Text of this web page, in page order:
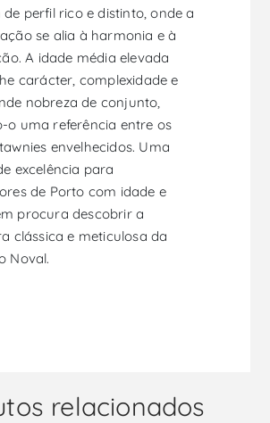
perfil rico e distinto, onde a
se alia à harmonia e à
A idade média elevada
carácter, complexidade e
nobreza de conjunto,
o uma referência entre os
envelhecidos. Uma
excelência para
de Porto com idade e
procura descobrir a
clássica e meticulosa da
Noval.
relacionados